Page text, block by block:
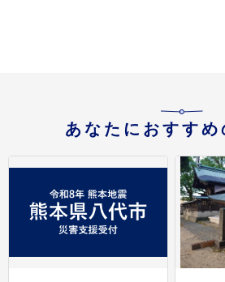
あなたにおすすめ